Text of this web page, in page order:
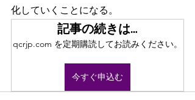
化していくことになる。
記事の続きは…
qcrjp.com を定期購読してお読みください。
今すぐ申込む